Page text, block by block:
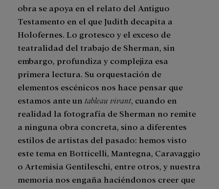
obra se apoya en el relato del Antiguo
Testamento en el que Judith decapita a
Holofernes. Lo grotesco y el exceso de
teatralidad del trabajo de Sherman, sin
embargo, profundiza y complejiza esa
primera lectura. Su orquestación de
elementos escénicos nos hace pensar que
estamos ante un tableau vivant, cuando en
realidad la fotografía de Sherman no remite
a ninguna obra concreta, sino a diferentes
estilos de artistas del pasado: hemos visto
este tema en Botticelli, Mantegna, Caravaggio
o Artemisia Gentileschi, entre otros, y nuestra
memoria nos engaña haciéndonos creer que